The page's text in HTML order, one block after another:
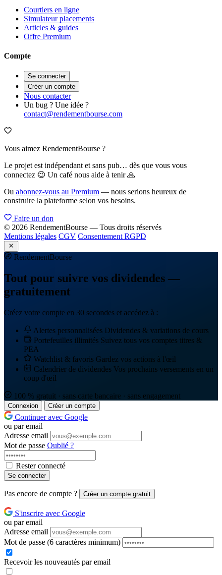
Courtiers en ligne
Simulateur placements
Articles & guides
Offre Premium
Compte
Se connecter
Créer un compte
Nous contacter
Un bug ? Une idée ?
contact@rendementbourse.com
Vous aimez RendementBourse ?
Le projet est indépendant et sans pub… dès que vous vous
connectez 😉 Un café nous aide à tenir 🙏
Ou abonnez-vous au Premium — nous serions heureux de
construire la plateforme selon vos besoins.
Faire un don
© 2026 RendementBourse — Tous droits réservés
Mentions légales CGV Consentement RGPD
RendementBourse
Tout pour suivre vos dividendes —
gratuitement
Créez votre compte en 30 secondes et accédez à :
Alertes personnalisées Dividendes & variations de cours
Portefeuilles illimités Suivez tous vos comptes titres &
PEA
Watchlist & favoris Gardez vos actions à l'œil
Calendrier de dividendes Vos prochains versements en un
coup d'œil
100 % gratuit · sans carte bancaire · sans engagement
Connexion Créer un compte
Continuer avec Google
ou par email
Adresse email
Mot de passe Oublié ?
Rester connecté
Se connecter
Pas encore de compte ? Créer un compte gratuit
S'inscrire avec Google
ou par email
Adresse email
Mot de passe (6 caractères minimum)
Recevoir les nouveautés par email